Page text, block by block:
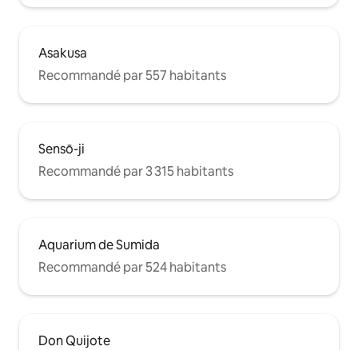
Asakusa
Recommandé par 557 habitants
Sensō-ji
Recommandé par 3 315 habitants
Aquarium de Sumida
Recommandé par 524 habitants
Don Quijote